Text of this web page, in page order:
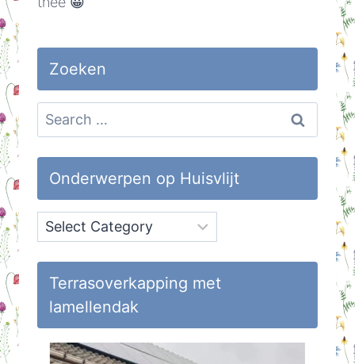
Zoeken
Search
for:
Onderwerpen op Huisvlijt
Onderwerpen
op
Huisvlijt
Terrasoverkapping met
lamellendak